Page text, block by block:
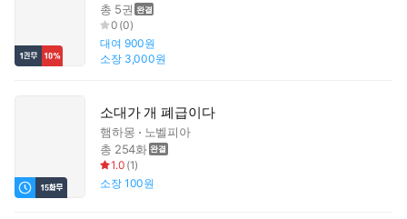
총 5권
0 (0)
대여 900원
소장 3,000원
소대가 개 폐급이다
햄하몽
노벨피아
총 254화
1.0 (1)
소장 100원